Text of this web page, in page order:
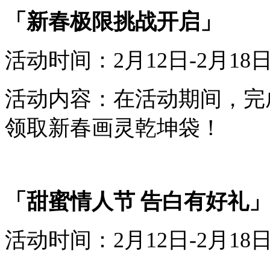
「 新春极限挑战开启 」
活动时间： 2 月 12 日-2 月 18
活动内容： 在活动期间，
领取新春画灵乾坤袋 ！
「 甜蜜情人节 告白有好礼」
活动时间： 2 月 12 日-2 月 18